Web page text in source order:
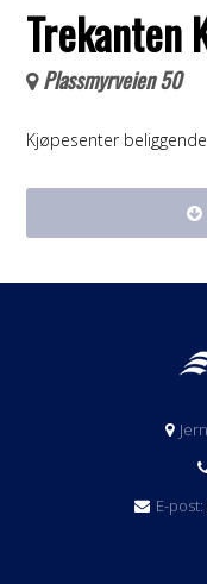
Trekanten
Plassmyrveien 50
Kjøpesenter
E-post: